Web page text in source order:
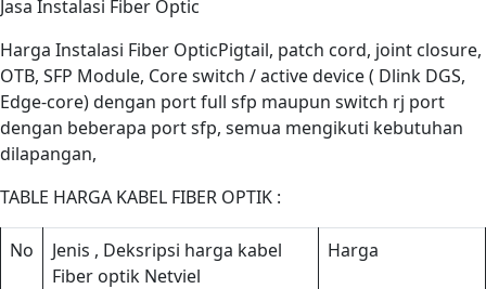
Jasa Instalasi Fiber Optic
Harga Instalasi Fiber OpticPigtail, patch cord, joint closure,
OTB, SFP Module, Core switch / active device ( Dlink DGS,
Edge-core) dengan port full sfp maupun switch rj port
dengan beberapa port sfp, semua mengikuti kebutuhan
dilapangan,
TABLE HARGA KABEL FIBER OPTIK :
No
Jenis , Deksripsi harga kabel
Fiber optik Netviel
Harga